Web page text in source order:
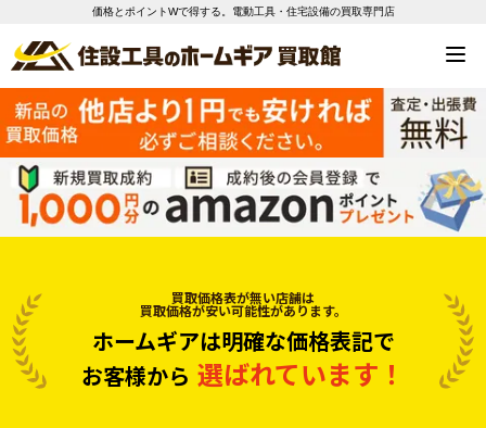
価格とポイントWで得する。電動工具・住宅設備の買取専門店
買取価格表が無い店舗は
買取価格が安い可能性があります。
ホームギアは明確な価格表記で
お客様から 選ばれています！